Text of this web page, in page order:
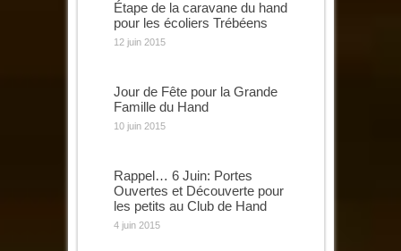
Étape de la caravane du hand
pour les écoliers Trébéens
12 juin 2015
Jour de Fête pour la Grande
Famille du Hand
10 juin 2015
Rappel… 6 Juin: Portes
Ouvertes et Découverte pour
les petits au Club de Hand
4 juin 2015